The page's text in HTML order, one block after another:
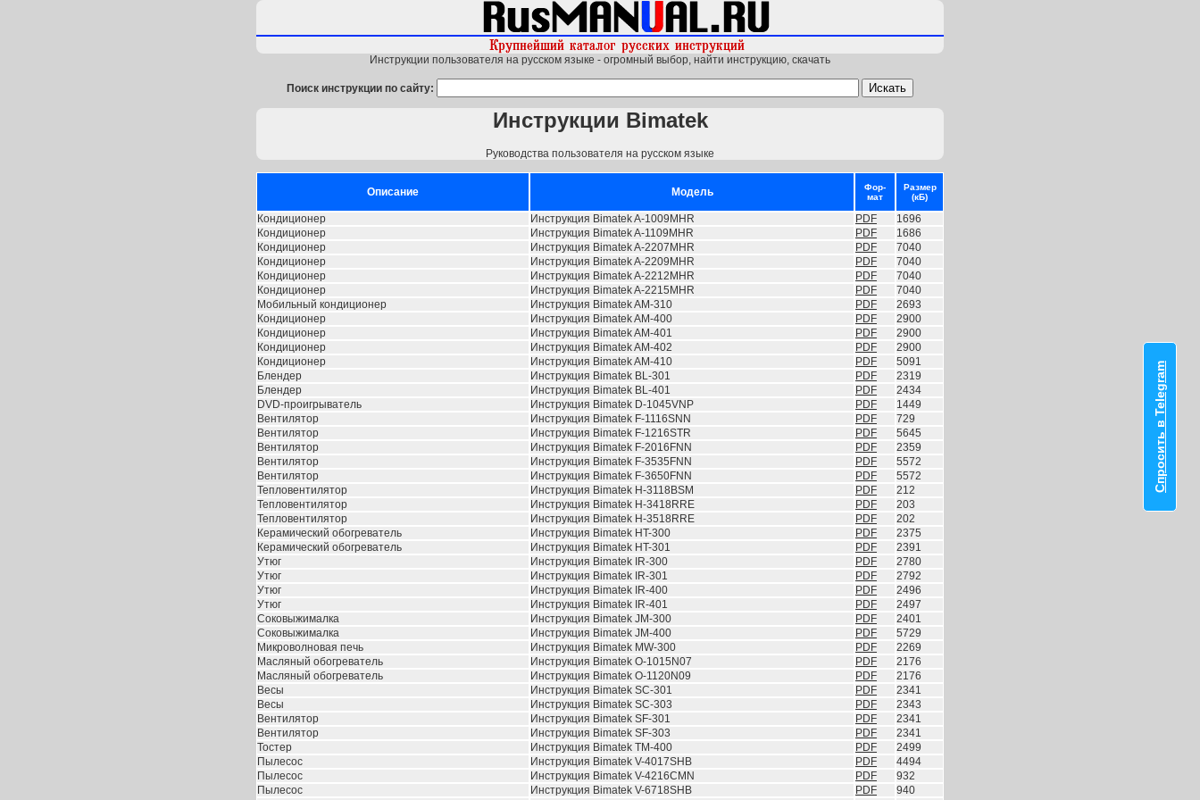
Инструкции пользователя на русском языке - огромный выбор, найти инструкцию, скачать
Поиск инструкции по сайту:
Инструкции Bimatek
Руководства пользователя на русском языке
Описание Модель
Фор-
мат
Размер
(кБ)
Кондиционер Инструкция Bimatek A-1009MHR PDF
1696
Кондиционер
Инструкция Bimatek A-1109MHR PDF
1686
Кондиционер
Инструкция Bimatek A-2207MHR PDF
7040
Кондиционер
Инструкция Bimatek A-2209MHR PDF
7040
Кондиционер
Инструкция Bimatek A-2212MHR PDF
7040
Кондиционер
Инструкция Bimatek A-2215MHR PDF
7040
Мобильный кондиционер
Инструкция Bimatek AM-310 PDF
2693
Кондиционер
Инструкция Bimatek AM-400 PDF
2900
Кондиционер
Инструкция Bimatek AM-401 PDF
2900
Кондиционер
Инструкция Bimatek AM-402 PDF
2900
Кондиционер
Инструкция Bimatek AM-410 PDF
5091
Блендер
Инструкция Bimatek BL-301 PDF
2319
Блендер
Инструкция Bimatek BL-401 PDF
2434
DVD-проигрыватель
Инструкция Bimatek D-1045VNP PDF
1449
Вентилятор
Инструкция Bimatek F-1116SNN PDF
729
Вентилятор
Инструкция Bimatek F-1216STR PDF
5645
Вентилятор
Инструкция Bimatek F-2016FNN PDF
2359
Вентилятор
Инструкция Bimatek F-3535FNN PDF
5572
Вентилятор
Инструкция Bimatek F-3650FNN PDF
5572
Тепловентилятор
Инструкция Bimatek H-3118BSM PDF
212
Тепловентилятор
Инструкция Bimatek H-3418RRE PDF
203
Тепловентилятор
Инструкция Bimatek H-3518RRE PDF
202
Керамический обогреватель
Инструкция Bimatek HT-300 PDF
2375
Керамический обогреватель
Инструкция Bimatek HT-301 PDF
2391
Утюг
Инструкция Bimatek IR-300 PDF
2780
Утюг
Инструкция Bimatek IR-301 PDF
2792
Утюг
Инструкция Bimatek IR-400 PDF
2496
Утюг
Инструкция Bimatek IR-401 PDF
2497
Соковыжималка
Инструкция Bimatek JM-300 PDF
2401
Соковыжималка
Инструкция Bimatek JM-400 PDF
5729
Микроволновая печь
Инструкция Bimatek MW-300 PDF
2269
Масляный обогреватель
Инструкция Bimatek O-1015N07 PDF
2176
Масляный обогреватель
Инструкция Bimatek O-1120N09 PDF
2176
Весы
Инструкция Bimatek SC-301 PDF
2341
Весы
Инструкция Bimatek SC-303 PDF
2343
Вентилятор
Инструкция Bimatek SF-301 PDF
2341
Вентилятор
Инструкция Bimatek SF-303 PDF
2341
Тостер
Инструкция Bimatek TM-400 PDF
2499
Пылесос
Инструкция Bimatek V-4017SHB PDF
4494
Пылесос
Инструкция Bimatek V-4216CMN PDF
932
Пылесос
Инструкция Bimatek V-6718SHB PDF
940
Спросить в Telegram